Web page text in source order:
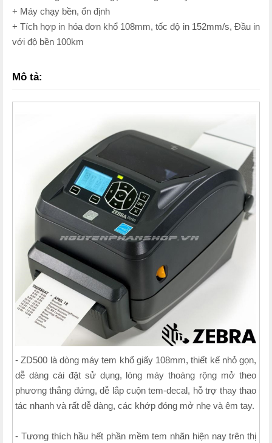
+ Máy chạy bền, ổn định
+ Tích hợp in hóa đơn khổ 108mm, tốc độ in 152mm/s, Đầu in
với độ bền 100km
Mô tả:
- ZD500 là dòng máy tem khổ giấy 108mm, thiết kế nhỏ gọn,
dễ dàng cài đặt sử dụng, lòng máy thoáng rộng mở theo
phương thẳng đứng, dễ lắp cuộn tem-decal, hỗ trợ thay thao
tác nhanh và rất dễ dàng, các khớp đóng mở nhẹ và êm tay.
- Tương thích hầu hết phần mềm tem nhãn hiện nay trên thị